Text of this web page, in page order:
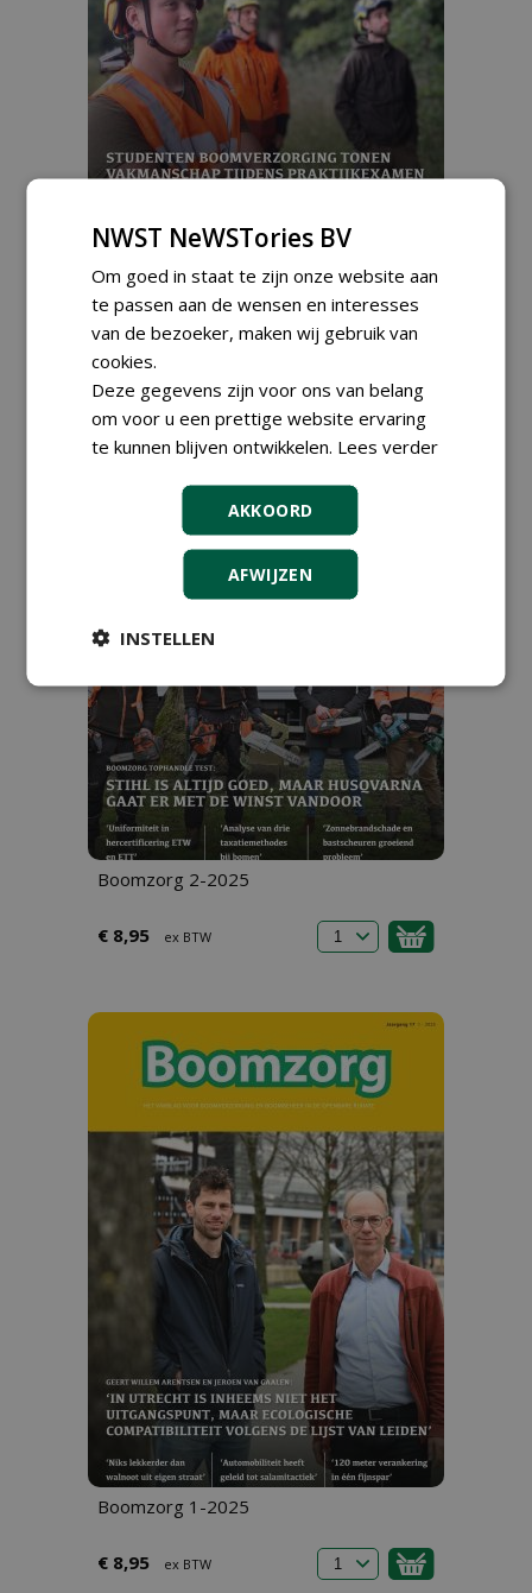
Boomzorg 3-2025
€ 8,95 ex BTW
Boomzorg 2-2025
€ 8,95 ex BTW
Boomzorg 1-2025
€ 8,95 ex BTW
NWST NeWSTories BV
Om goed in staat te zijn onze website aan
te passen aan de wensen en interesses
van de bezoeker, maken wij gebruik van
cookies.
Deze gegevens zijn voor ons van belang
om voor u een prettige website ervaring
te kunnen blijven ontwikkelen. Lees verder
AKKOORD
AFWIJZEN
INSTELLEN